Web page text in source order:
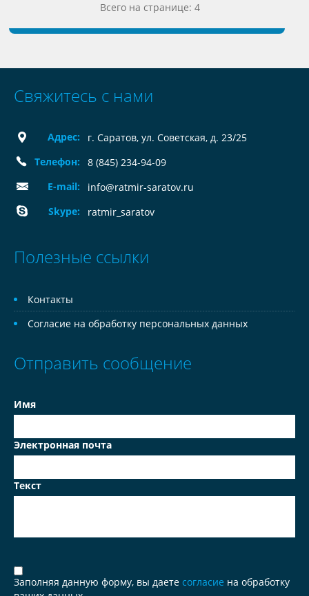
Всего на странице: 4
Свяжитесь с нами
Адрес:
г. Саратов, ул. Советская, д. 23/25
Телефон:
8 (845) 234-94-09
E-mail:
info@ratmir-saratov.ru
Skype:
ratmir_saratov
Полезные ссылки
Контакты
Согласие на обработку персональных данных
Отправить сообщение
Имя
Электронная почта
Текст
Заполняя данную форму, вы даете согласие на обработку